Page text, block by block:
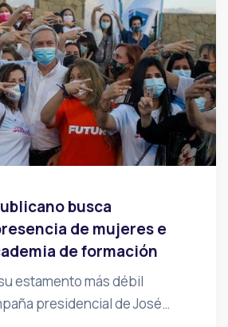
busca
de mujeres e
de formación
estamento más débil
presidencial de José…